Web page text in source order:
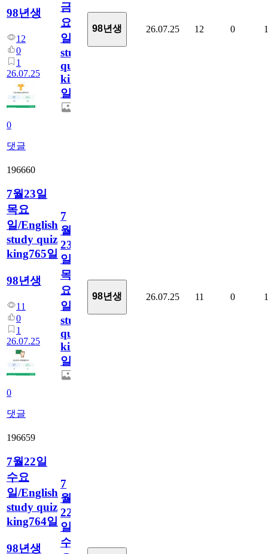
98년생
12
0
1
26.07.25
0
댓글
금
요
일/English
study
quiz
king766
일
98년생 26.07.25 12 0 1
196660
7월23일
목요
일/English
study quiz
king765일
98년생
11
0
1
26.07.25
0
댓글
7
월
23
일
목
요
일/English
study
quiz
king765
일
98년생 26.07.25 11 0 1
196659
7월22일
수요
일/English
study quiz
king764일
98년생
7
월
22
일
수